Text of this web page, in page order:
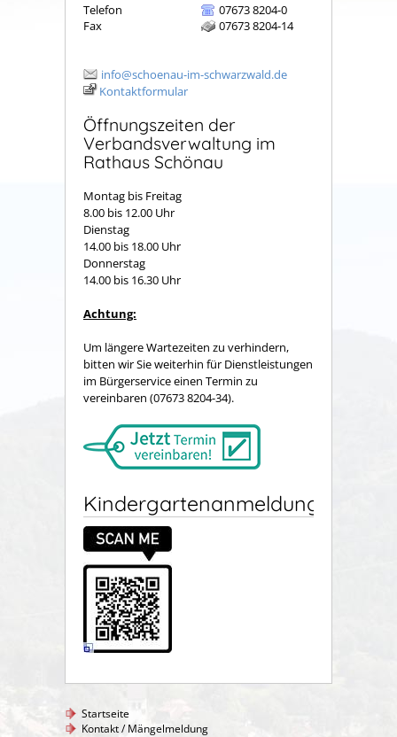
Telefon
07673 8204-0
Fax
07673 8204-14
info@schoenau-im-schwarzwald.de
Kontaktformular
Öffnungszeiten der
Verbandsverwaltung im
Rathaus Schönau
Montag bis Freitag
8.00 bis 12.00 Uhr
Dienstag
14.00 bis 18.00 Uhr
Donnerstag
14.00 bis 16.30 Uhr
Achtung:
Um längere Wartezeiten zu verhindern,
bitten wir Sie weiterhin für Dienstleistungen
im Bürgerservice einen Termin zu
vereinbaren (07673 8204-34).
Kindergartenanmeldung
Startseite
Kontakt / Mängelmeldung